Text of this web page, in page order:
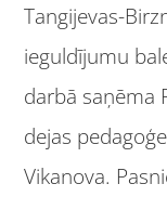
Tangijevas-
ieguldījumu
darbā saņēma
dejas
Vikanova.